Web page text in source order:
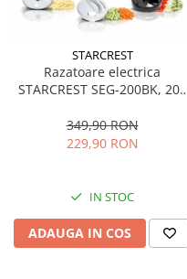
STARCREST
Razatoare electrica
STARCREST SEG-200BK, 200
349,90 RON
229,90 RON
IN STOC
ADAUGA IN COS